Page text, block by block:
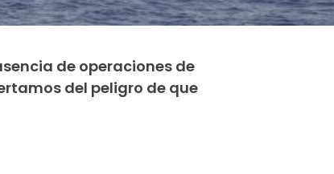
de operaciones de
del peligro de que